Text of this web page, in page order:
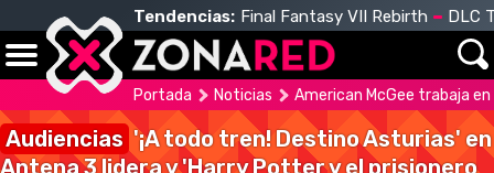
Tendencias: Final Fantasy VII Rebirth DLC
Portada Noticias American McGee trabaja
Audiencias '¡A todo tren! Destino Asturias' en
Antena 3 lidera y 'Harry Potter y el prisionero